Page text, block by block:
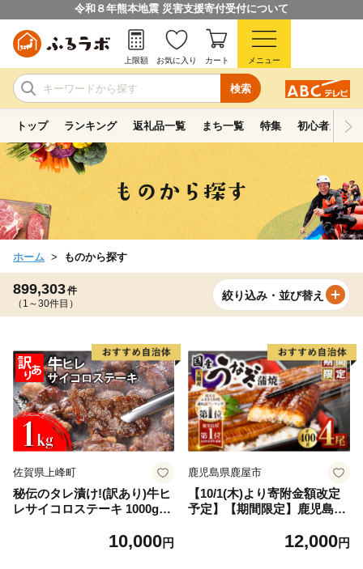
令和８年熊本地震 災害支援寄付受付について
検索
上限額 お気に入り カート メニュー
トップ ランキング 返礼品一覧 まち一覧 特集 初心者ガイド
ホーム ものから探す
899,303件
（1～30件目）
絞り込み・並び替え
佐賀県上峰町
秘伝のタレ漬け!(訳あり)牛ヒ
レサイコロステーキ 1000g
10,000円
鹿児島県鹿屋市
【10/1(木)より寄附金額改定
予定】【期間限定】鹿児島県
12,000円